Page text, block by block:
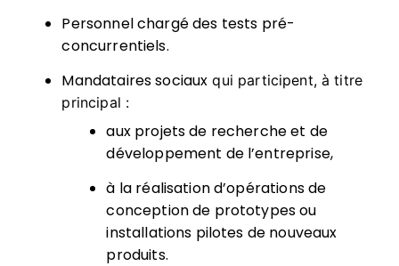
Personnel chargé des tests pré-
concurrentiels.
Mandataires sociaux qui participent, à titre
principal :
aux projets de recherche et de
développement de l’entreprise,
à la réalisation d’opérations de
conception de prototypes ou
installations pilotes de nouveaux
produits.